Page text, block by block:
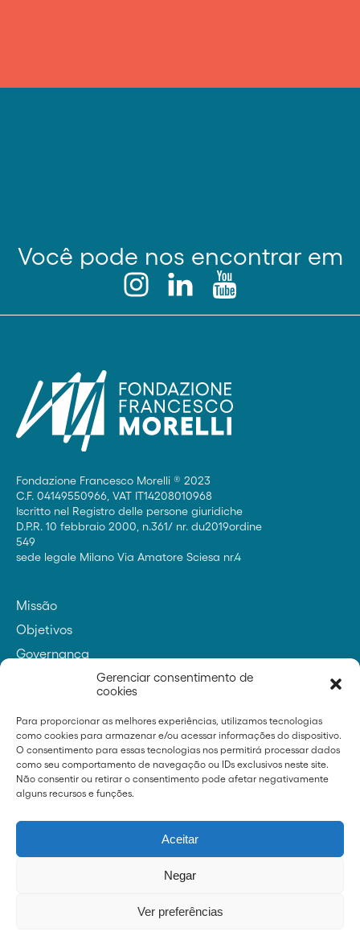
Gerenciar consentimento de
cookies
Para proporcionar as melhores experiências, utilizamos tecnologias
como cookies para armazenar e/ou acessar informações do dispositivo.
O consentimento para essas tecnologias nos permitirá processar dados
como seu comportamento de navegação ou IDs exclusivos neste site.
Não consentir ou retirar o consentimento pode afetar negativamente
alguns recursos e funções.
Aceitar
Negar
Ver preferências
Você pode nos encontrar em
Fondazione Francesco Morelli ® 2023
C.F. 04149550966, VAT IT14208010968
Iscritto nel Registro delle persone giuridiche
D.P.R. 10 febbraio 2000, n.361/ nr. du2019ordine
549
sede legale Milano Via Amatore Sciesa nr.4
Missão
Objetivos
Governança
Fundador
Notícias